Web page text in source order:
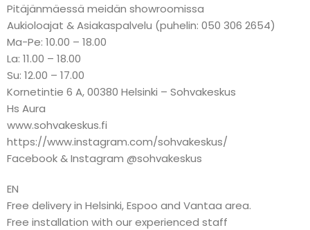
Pitäjänmäessä meidän showroomissa
Aukioloajat & Asiakaspalvelu (puhelin: 050 306 2654)
Ma-Pe: 10.00 – 18.00
La: 11.00 – 18.00
Su: 12.00 – 17.00
Kornetintie 6 A, 00380 Helsinki – Sohvakeskus
Hs Aura
www.sohvakeskus.fi
https://www.instagram.com/sohvakeskus/
Facebook & Instagram @sohvakeskus
EN
Free delivery in Helsinki, Espoo and Vantaa area.
Free installation with our experienced staff